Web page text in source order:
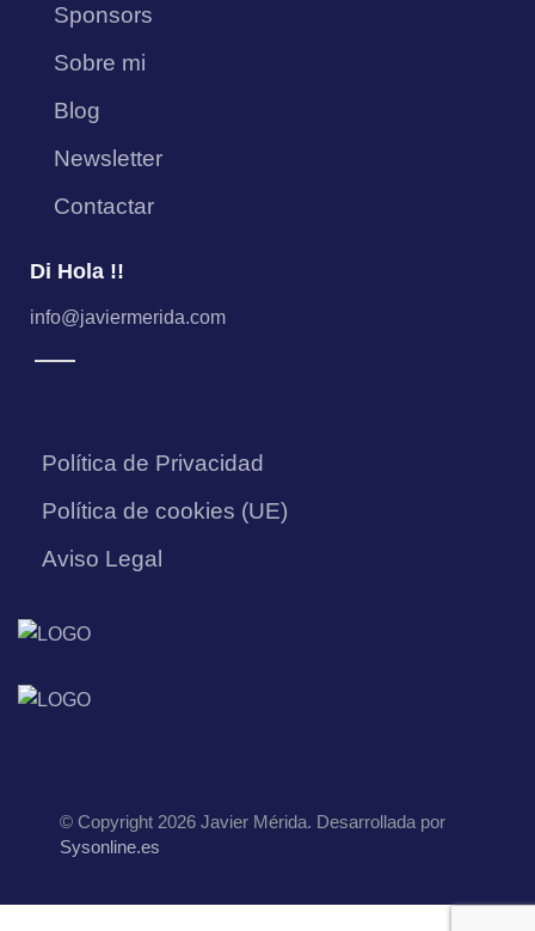
Sponsors
Sobre mi
Blog
Newsletter
Contactar
Di Hola !!
info@javiermerida.com
Política de Privacidad
Política de cookies (UE)
Aviso Legal
© Copyright 2026 Javier Mérida. Desarrollada por
Sysonline.es